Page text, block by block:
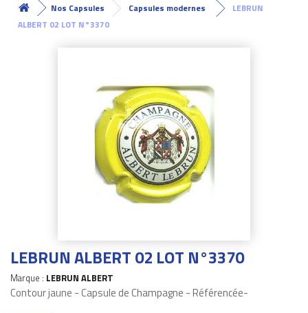
Nos Capsules Capsules modernes
LEBRUN
ALBERT 02 LOT N°3370
LEBRUN ALBERT 02 LOT N°3370
Marque : LEBRUN ALBERT
Contour jaune - Capsule de Champagne - Référencée-